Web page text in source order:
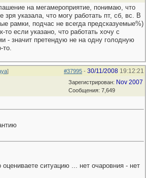
на мегамероприятие, понимаю, что
зря указала, что могу работать пт, сб, вс. В
рамки, подчас не всегда предсказуемые%)
то если указано, что работать хочу с
- значит претендую не на одну голодную
то.
#37995 - 30/11/2008 19:12:21
]
Зарегистрирован: Nov 2007
Сообщения: 7,649
ситуацию ... нет очаровния - нет